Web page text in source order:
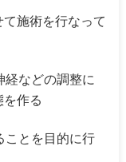
施術を行なって
経などの調整に
を作る
ことを目的に行